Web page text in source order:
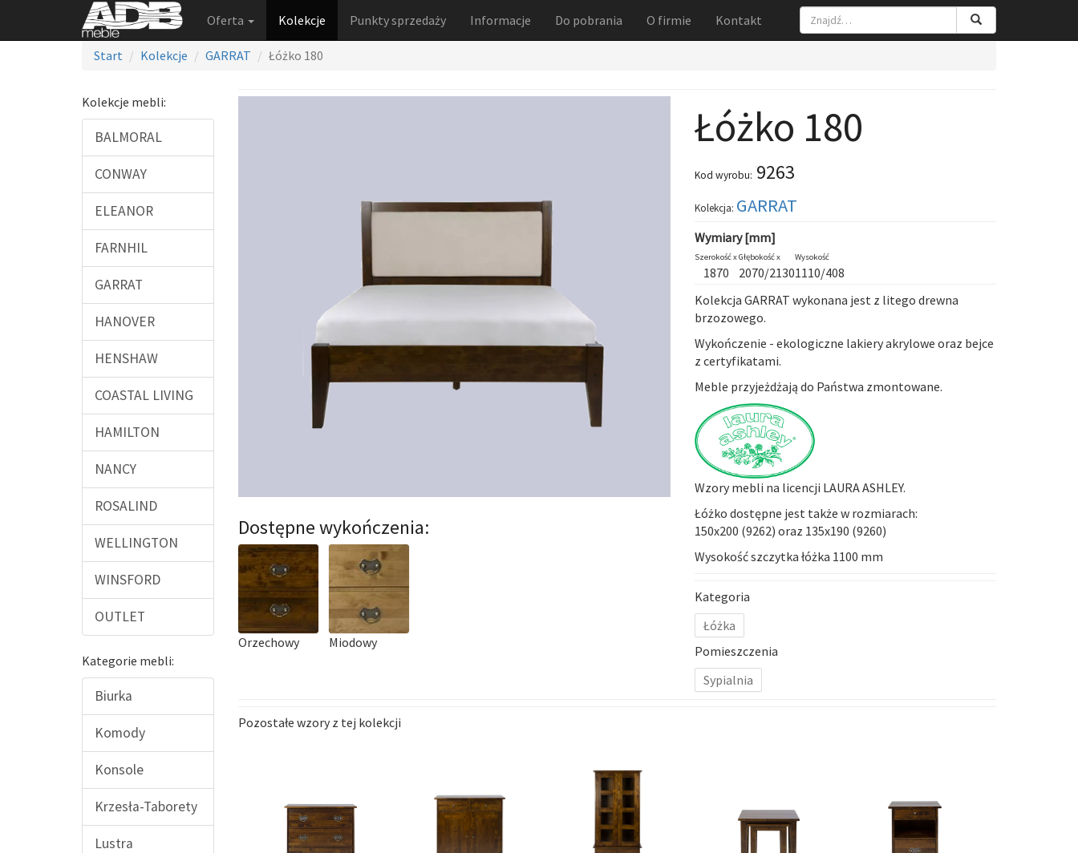
Oferta Kolekcje Punkty sprzedaży Informacje Do pobrania O firmie Kontakt
Start Kolekcje GARRAT Łóżko 180
Kolekcje mebli:
BALMORAL
CONWAY
ELEANOR
FARNHIL
GARRAT
HANOVER
HENSHAW
COASTAL LIVING
HAMILTON
NANCY
ROSALIND
WELLINGTON
WINSFORD
OUTLET
Kategorie mebli:
Biurka
Komody
Konsole
Krzesła-Taborety
Lustra
Dostępne wykończenia:
Orzechowy Miodowy
Łóżko 180
Kod wyrobu: 9263
Kolekcja: GARRAT
Wymiary [mm]
Szerokość xGłębokość x Wysokość
1870 2070/21301110/408
Kolekcja GARRAT wykonana jest z litego drewna
brzozowego.
Wykończenie - ekologiczne lakiery akrylowe oraz bejce
z certyfikatami.
Meble przyjeżdżają do Państwa zmontowane.
Wzory mebli na licencji LAURA ASHLEY.
Łóżko dostępne jest także w rozmiarach:
150x200 (9262) oraz 135x190 (9260)
Wysokość szczytka łóżka 1100 mm
Kategoria
Łóżka
Pomieszczenia
Sypialnia
Pozostałe wzory z tej kolekcji